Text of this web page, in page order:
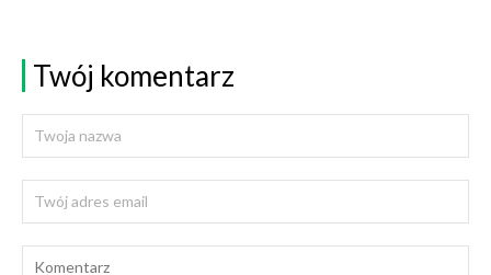
Twój komentarz